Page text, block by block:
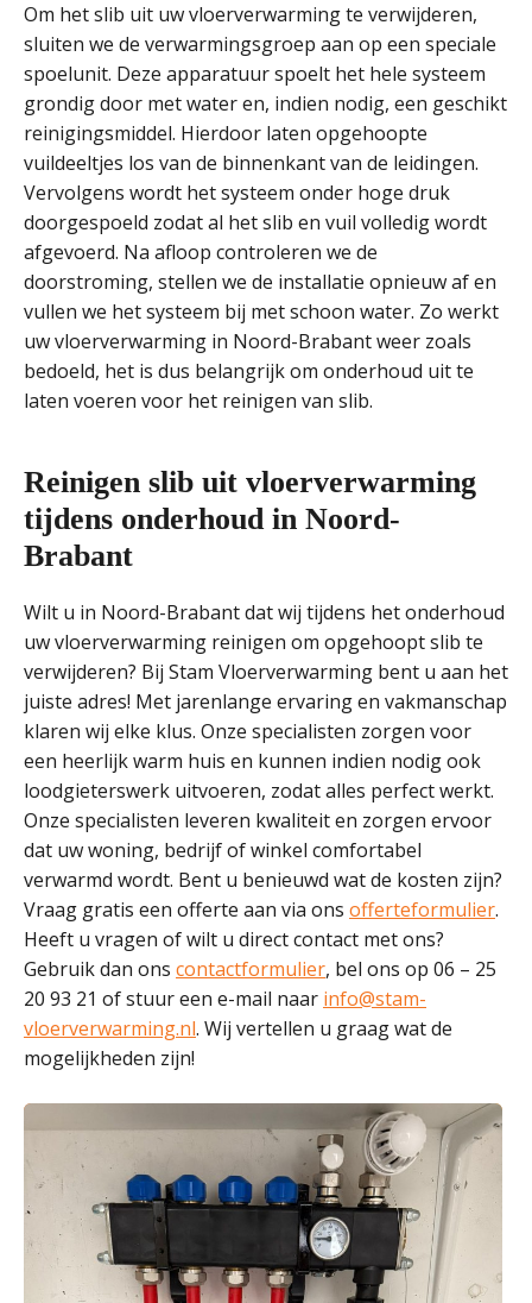
Om het slib uit uw vloerverwarming te verwijderen,
sluiten we de verwarmingsgroep aan op een speciale
spoelunit. Deze apparatuur spoelt het hele systeem
grondig door met water en, indien nodig, een geschikt
reinigingsmiddel. Hierdoor laten opgehoopte
vuildeeltjes los van de binnenkant van de leidingen.
Vervolgens wordt het systeem onder hoge druk
doorgespoeld zodat al het slib en vuil volledig wordt
afgevoerd. Na afloop controleren we de
doorstroming, stellen we de installatie opnieuw af en
vullen we het systeem bij met schoon water. Zo werkt
uw vloerverwarming in Noord-Brabant weer zoals
bedoeld, het is dus belangrijk om onderhoud uit te
laten voeren voor het reinigen van slib.
Reinigen slib uit vloerverwarming
tijdens onderhoud in Noord-
Brabant
Wilt u in Noord-Brabant dat wij tijdens het onderhoud
uw vloerverwarming reinigen om opgehoopt slib te
verwijderen? Bij Stam Vloerverwarming bent u aan het
juiste adres! Met jarenlange ervaring en vakmanschap
klaren wij elke klus. Onze specialisten zorgen voor
een heerlijk warm huis en kunnen indien nodig ook
loodgieterswerk uitvoeren, zodat alles perfect werkt.
Onze specialisten leveren kwaliteit en zorgen ervoor
dat uw woning, bedrijf of winkel comfortabel
verwarmd wordt. Bent u benieuwd wat de kosten zijn?
Vraag gratis een offerte aan via ons offerteformulier.
Heeft u vragen of wilt u direct contact met ons?
Gebruik dan ons contactformulier, bel ons op 06 – 25
20 93 21 of stuur een e-mail naar info@stam-
vloerverwarming.nl. Wij vertellen u graag wat de
mogelijkheden zijn!